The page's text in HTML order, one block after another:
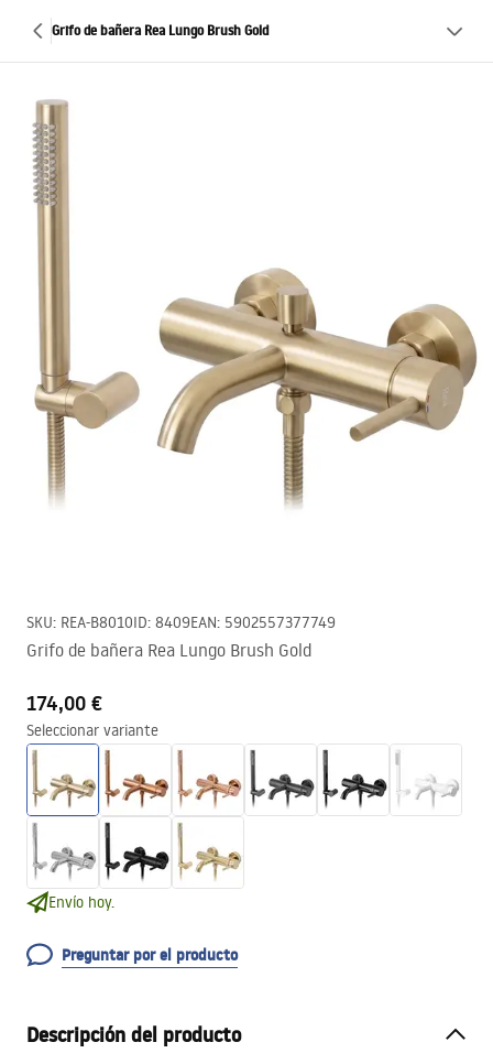
Grifo de bañera Rea Lungo Brush Gold
SKU: REA-B8010ID: 8409EAN: 5902557377749
Grifo de bañera Rea Lungo Brush Gold
174,00 €
Seleccionar variante
Envío hoy.
Preguntar por el producto
Descripción del producto